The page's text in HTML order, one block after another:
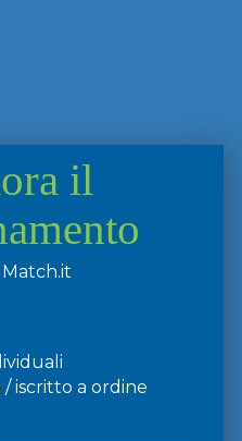
il
Match.it
iscritto a ordine